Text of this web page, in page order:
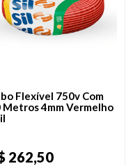
Flexível 750v Com
Metros 4mm Vermelho
262,50